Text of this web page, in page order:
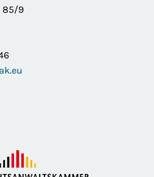
85/9